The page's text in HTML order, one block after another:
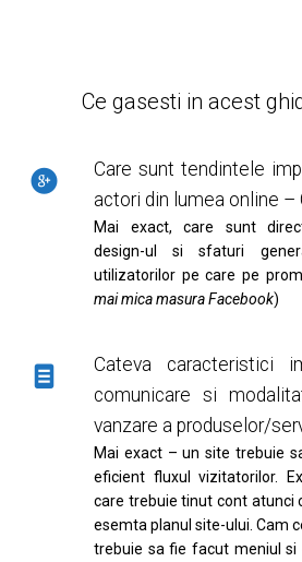
Ce gasesti in acest
Care sunt tendintele
actori din lumea online –
Mai exact, care sunt
design-ul si sfaturi
utilizatorilor pe care pe
mai mica masura Facebook)
Cateva caracteristici
comunicare si
vanzare a produselor/
Mai exact – un site trebuie
eficient fluxul vizitatorilor.
care trebuie tinut cont atunci
esemta planul site-ului. Cam
trebuie sa fie facut meniul si